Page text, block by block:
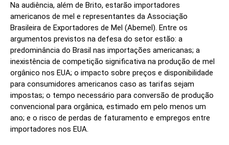
Na audiência, além de Brito, estarão importadores
americanos de mel e representantes da Associação
Brasileira de Exportadores de Mel (Abemel). Entre os
argumentos previstos na defesa do setor estão: a
predominância do Brasil nas importações americanas; a
inexistência de competição significativa na produção de mel
orgânico nos EUA; o impacto sobre preços e disponibilidade
para consumidores americanos caso as tarifas sejam
impostas; o tempo necessário para conversão de produção
convencional para orgânica, estimado em pelo menos um
ano; e o risco de perdas de faturamento e empregos entre
importadores nos EUA.